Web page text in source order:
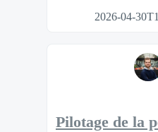
2026-04-
Pilotage de la